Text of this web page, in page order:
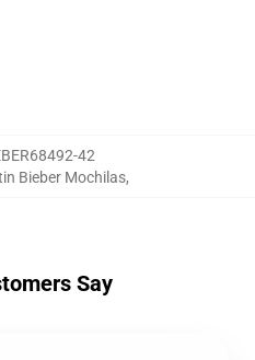
42
Bieber Mochilas,
Say